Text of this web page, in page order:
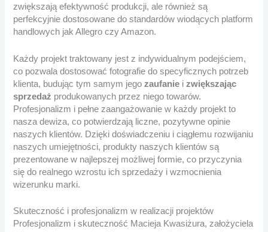
zwiększają efektywność produkcji, ale również są
perfekcyjnie dostosowane do standardów wiodących platform
handlowych jak Allegro czy Amazon.
Każdy projekt traktowany jest z indywidualnym podejściem,
co pozwala dostosować fotografie do specyficznych potrzeb
klienta, budując tym samym jegozaufanie izwiększając
sprzedaż produkowanych przez niego towarów.
Profesjonalizm i pełne zaangażowanie w każdy projekt to
nasza dewiza, co potwierdzają liczne, pozytywne opinie
naszych klientów. Dzięki doświadczeniu i ciągłemu rozwijaniu
naszych umiejętności, produkty naszych klientów są
prezentowane w najlepszej możliwej formie, co przyczynia
się do realnego wzrostu ich sprzedaży i wzmocnienia
wizerunku marki.
Skuteczność i profesjonalizm w realizacji projektów
Profesjonalizm i skuteczność Macieja Kwasiżura, założyciela